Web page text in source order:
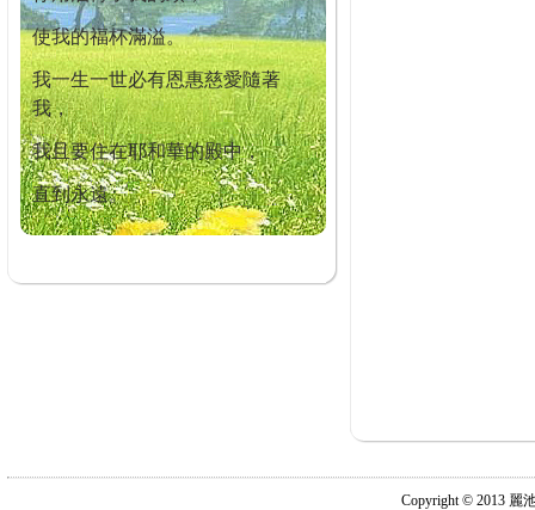
使我的福杯滿溢。
我一生一世必有恩惠慈愛隨著
我，
我且要住在耶和華的殿中，
直到永遠。
Copyright © 2013 麗